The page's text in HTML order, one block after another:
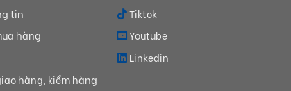
tin
hàng
hàng, kiểm hàng
Tiktok
Youtube
Linkedin